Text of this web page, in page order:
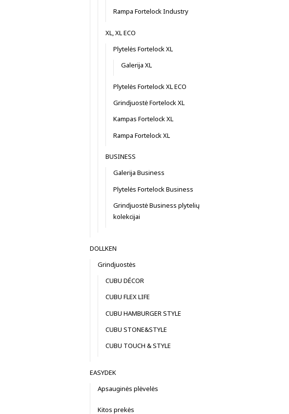
Rampa Fortelock Industry
XL, XL ECO
Plytelės Fortelock XL
Galerija XL
Plytelės Fortelock XL ECO
Grindjuostė Fortelock XL
Kampas Fortelock XL
Rampa Fortelock XL
BUSINESS
Galerija Business
Plytelės Fortelock Business
Grindjuostė Business plytelių
kolekcijai
DOLLKEN
Grindjuostės
CUBU DÉCOR
CUBU FLEX LIFE
CUBU HAMBURGER STYLE
CUBU STONE&STYLE
CUBU TOUCH & STYLE
EASYDEK
Apsauginės plėvelės
Kitos prekės